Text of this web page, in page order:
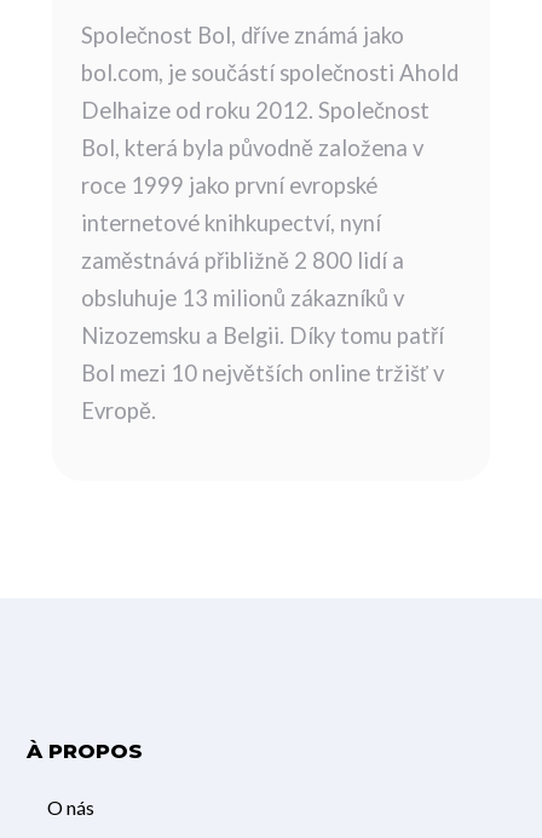
Společnost Bol, dříve známá jako
bol.com, je součástí společnosti Ahold
Delhaize od roku 2012. Společnost
Bol, která byla původně založena v
roce 1999 jako první evropské
internetové knihkupectví, nyní
zaměstnává přibližně 2 800 lidí a
obsluhuje 13 milionů zákazníků v
Nizozemsku a Belgii. Díky tomu patří
Bol mezi 10 největších online tržišť v
Evropě.
À PROPOS
O nás